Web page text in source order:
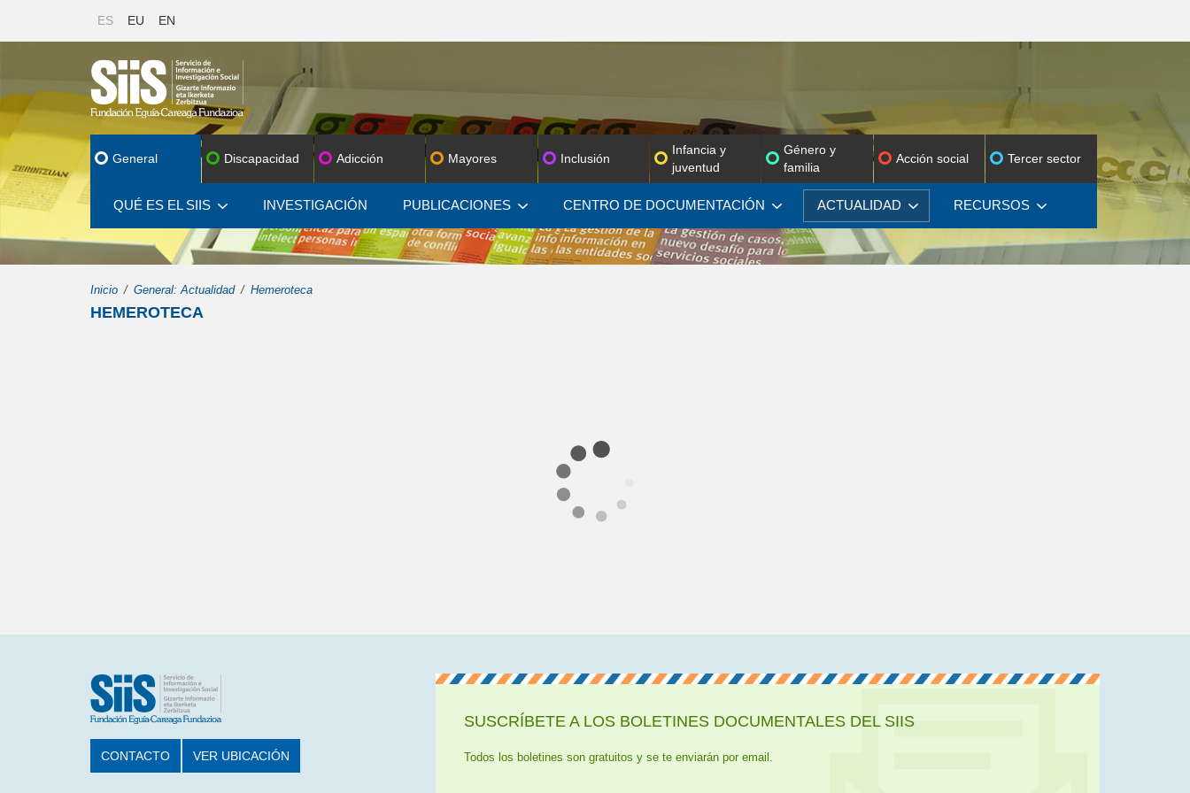
ES EU EN
General
QUÉ ES EL SIIS INVESTIGACIÓN PUBLICACIONES CENTRO DE DOCUMENTACIÓN ACTUALIDAD RECURSOS
Discapacidad Adicción Mayores Inclusión
Infancia y
juventud
Género y
familia
Acción social Tercer sector
Inicio General: Actualidad Hemeroteca
HEMEROTECA
CONTACTO VER UBICACIÓN
SUSCRÍBETE A LOS BOLETINES DOCUMENTALES DEL SIIS
Todos los boletines son gratuitos y se te enviarán por email.